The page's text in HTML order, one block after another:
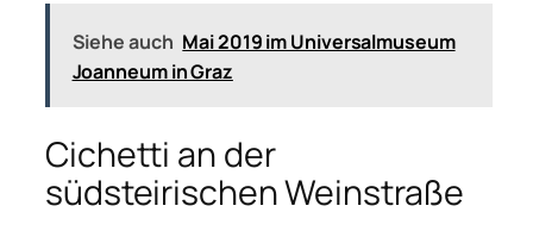
Siehe auch Mai 2019 im Universalmuseum
Joanneum in Graz
Cichetti an der
südsteirischen Weinstraße